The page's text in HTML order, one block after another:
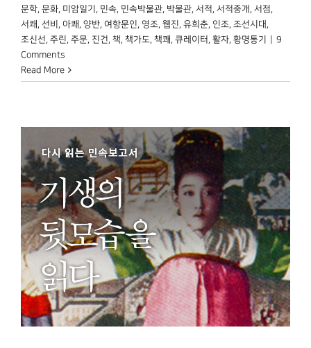
문학 문화 미암일기 민속 민속박물관 박물관 서적 서적중개 서점
서쾌 선비 아쾌 양반 여항문인 영조 웹진 유희춘 인조 조선시대
조신선 주린 주문 진건 책 책가도 책쾌 큐레이터 활자 황명통기
9
Comments
Read More